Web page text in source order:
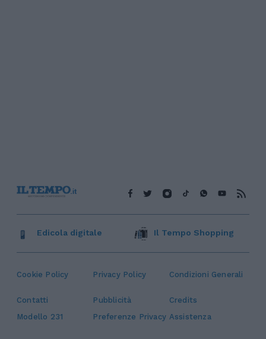
Cookie Policy Privacy Policy Condizioni Generali
Contatti Pubblicità
Credits
Modello 231
Preferenze Privacy Assistenza
Edicola digitale Il Tempo Shopping